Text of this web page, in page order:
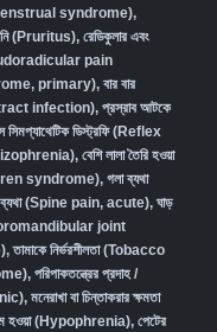
syndrome),
(Pruritus), রেডিকুলার এবং
pain
primary), বার বার
tract infection), প্রস্রাব আটকে
সিমপ্যাথেটিক ডিস্ট্রফি (Reflex
বেশি লালা তৈরি হওয়া
syndrome), গলা ব্যথা
ব্যথা (Spine pain, acute), ঘাড়
joint
,তামাকে নির্ভরশীলতা (Tobacco
, পরিপাকতন্ত্রের প্রদাহ /
, মনেরাখা বা চিন্তাকরার ক্ষমতা
কম হওয়া (Hypophrenia), পেটের